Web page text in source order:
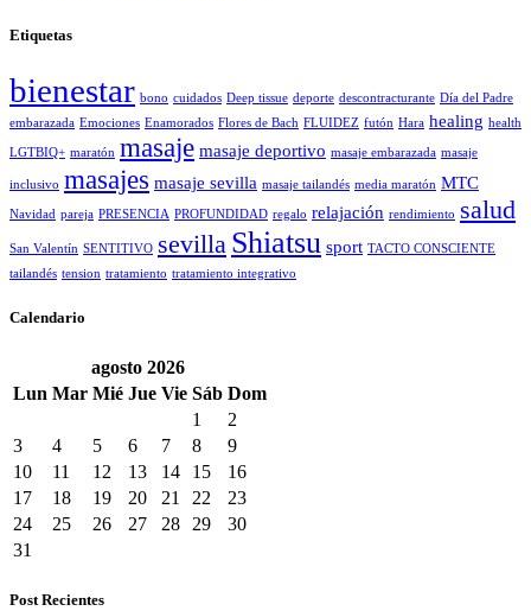
Etiquetas
bienestar bono cuidados Deep tissue deporte descontracturante Día del Padre
embarazada Emociones Enamorados Flores de Bach FLUIDEZ futón Hara healing health
LGTBIQ+ maratón masaje masaje deportivo masaje embarazada masaje
inclusivo masajes masaje sevilla masaje tailandés media maratón MTC
Navidad pareja PRESENCIA PROFUNDIDAD regalo relajación rendimiento salud
San Valentín SENTITIVO sevilla Shiatsu sport TACTO CONSCIENTE
tailandés tension tratamiento tratamiento integrativo
Calendario
agosto 2026
Lun Mar Mié Jue Vie Sáb Dom
1
2
3
4 5 6 7 8
9
10
11 12 13 14 15
16
17
18 19 20 21 22
23
24
25 26 27 28 29
30
31
Post Recientes